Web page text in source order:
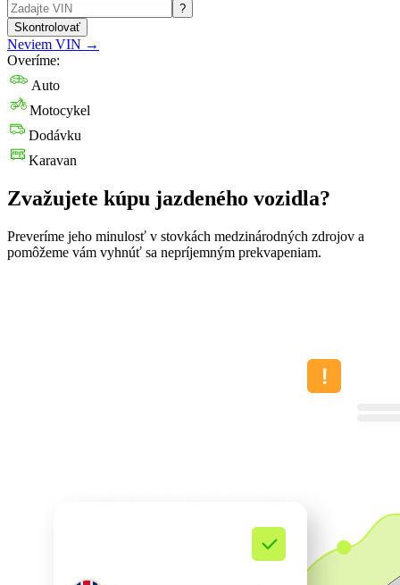
?
Skontrolovať
Neviem VIN →
Overíme:
Auto
Motocykel
Dodávku
Karavan
Zvažujete kúpu jazdeného vozidla?
Preveríme jeho minulosť v stovkách medzinárodných zdrojov a
pomôžeme vám vyhnúť sa nepríjemným prekvapeniam.